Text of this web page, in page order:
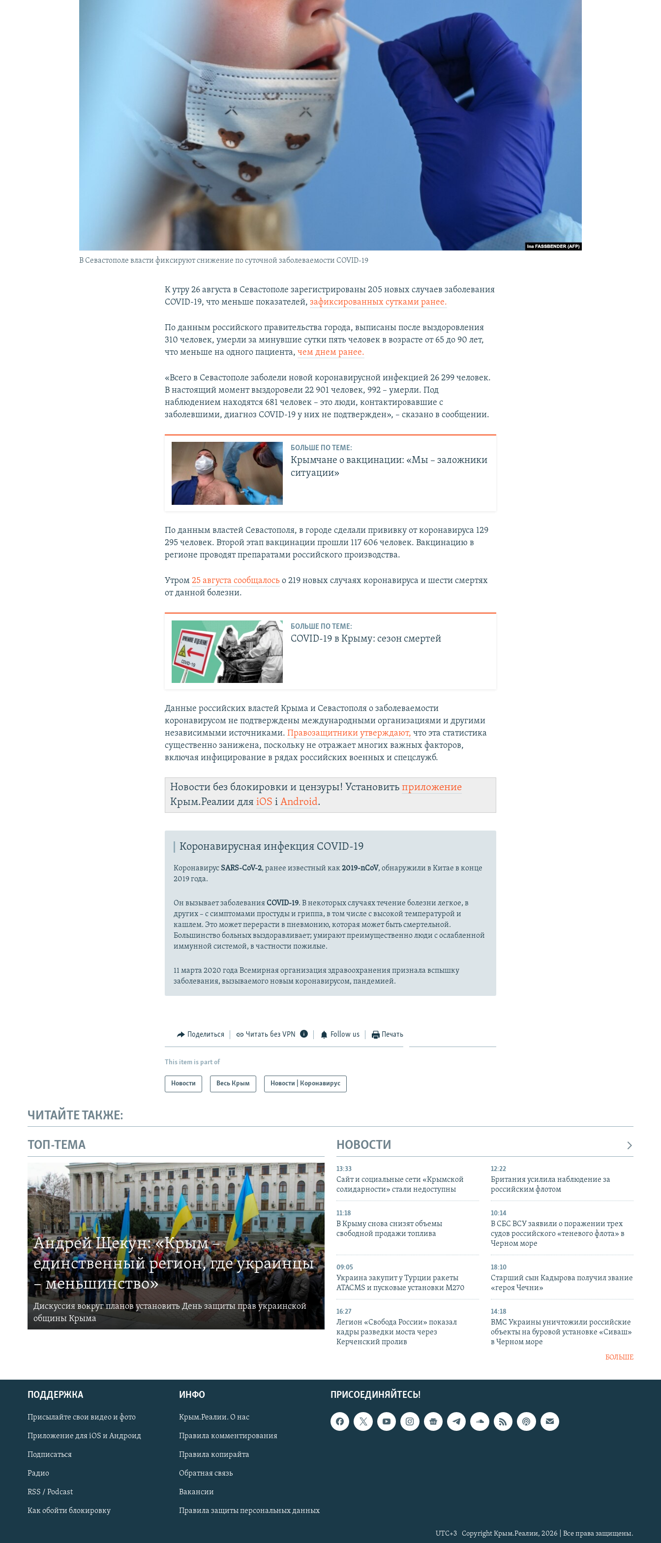
Українською
Qırımtatar
ПРИСОЕДИНЯЙТЕСЬ!
В Севастополе власти фиксируют снижение по суточной заболеваемости COVID-19
К утру 26 августа в Севастополе зарегистрированы 205 новых случаев заболевания
COVID-19, что меньше показателей,зафиксированных сутками ранее.
По данным российского правительства города, выписаны после выздоровления
310 человек, умерли за минувшие сутки пять человек в возрасте от 65 до 90 лет,
что меньше на одного пациента,чем днем ранее.
«Всего в Севастополе заболели новой коронавирусной инфекцией 26 299 человек.
В настоящий момент выздоровели 22 901 человек, 992 – умерли. Под
наблюдением находятся 681 человек – это люди, контактировавшие с
заболевшими, диагноз COVID-19 у них не подтвержден», – сказано в сообщении.
БОЛЬШЕ ПО ТЕМЕ:
Крымчане о вакцинации: «Мы – заложники
ситуации»
По данным властей Севастополя, в городе сделали прививку от коронавируса 129
295 человек. Второй этап вакцинации прошли 117 606 человек. Вакцинацию в
регионе проводят препаратами российского производства.
Утром25 августа сообщалось о 219 новых случаях коронавируса и шести смертях
от данной болезни.
БОЛЬШЕ ПО ТЕМЕ:
COVID-19 в Крыму: сезон смертей
Данные российских властей Крыма и Севастополя о заболеваемости
коронавирусом не подтверждены международными организациями и другими
независимыми источниками.Правозащитники утверждают, что эта статистика
существенно занижена, поскольку не отражает многих важных факторов,
включая инфицирование в рядах российских военных и спецслужб.
Новости без блокировки и цензуры! Установитьприложение
Крым.Реалии дляiOS іAndroid.
Коронавирусная инфекция COVID-19
Коронавирус SARS-CoV-2, ранее известный как2019-nCoV, обнаружили в Китае в конце
2019 года.
Он вызывает заболеванияCOVID-19. В некоторых случаях течение болезни легкое, в
других – с симптомами простуды и гриппа, в том числе с высокой температурой и
кашлем. Это может перерасти в пневмонию, которая может быть смертельной.
Большинство больных выздоравливает; умирают преимущественно люди с ослабленной
иммунной системой, в частности пожилые.
11 марта 2020 года Всемирная организация здравоохранения признала вспышку
заболевания, вызываемого новым коронавирусом, пандемией.
Поделиться Читать без VPN Follow us Печать
This item is part of
Новости Весь Крым Новости | Коронавирус
ЧИТАЙТЕ ТАКЖЕ:
ТОП-ТЕМА
Андрей Щекун: «Крым –
единственный регион, где украинцы
– меньшинство»
Дискуссия вокруг планов установить День защиты прав украинской
общины Крыма
НОВОСТИ
13:33
Сайт и социальные сети «Крымской
солидарности» стали недоступны
12:22
Британия усилила наблюдение за
российским флотом
11:18
В Крыму снова снизят объемы
свободной продажи топлива
10:14
В СБС ВСУ заявили о поражении трех
судов российского «теневого флота» в
Черном море
09:05
Украина закупит у Турции ракеты
ATACMS и пусковые установки M270
18:10
Старший сын Кадырова получил звание
«героя Чечни»
16:27
Легион «Свобода России» показал
кадры разведки моста через
Керченский пролив
14:18
ВМС Украины уничтожили российские
объекты на буровой установке «Сиваш»
в Черном море
БОЛЬШЕ
ПРИСОЕДИНЯЙТЕСЬ!
ПОДДЕРЖКА
Присылайте свои видео и фото
Приложение для iOS и Андроид
Подписаться
Радио
RSS / Podcast
Как обойти блокировку
ИНФО
Крым.Реалии. О нас
Правила комментирования
Правила копирайта
Обратная связь
Вакансии
Правила защиты персональных данных
Copyright Крым.Реалии, 2026 | Все права защищены.
UTC+3